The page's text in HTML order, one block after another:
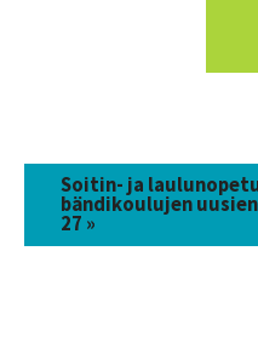
Soitin- ja
bändikoulujen
27 »